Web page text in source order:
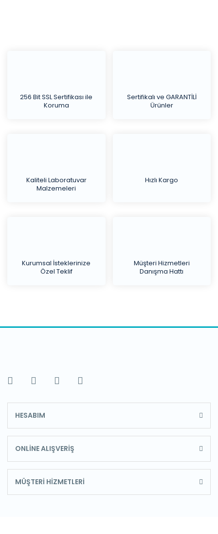
256 Bit SSL Sertifikası ile
Koruma
Sertifikalı ve GARANTİLİ
Ürünler
Kaliteli Laboratuvar
Malzemeleri
Hızlı Kargo
Kurumsal İsteklerinize
Özel Teklif
Müşteri Hizmetleri
Danışma Hattı
HESABIM
ONLİNE ALIŞVERİŞ
MÜŞTERİ HİZMETLERİ